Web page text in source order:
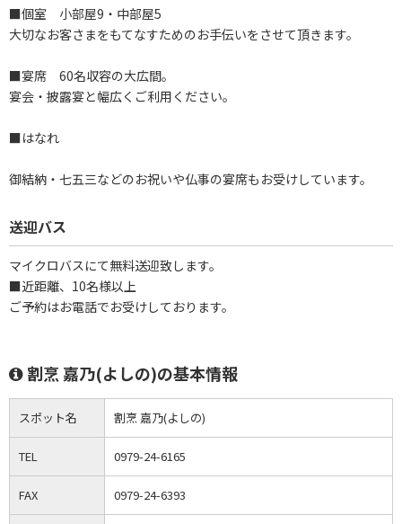
■個室 小部屋9・中部屋5
大切なお客さまをもてなすためのお手伝いをさせて頂きます。
■宴席 60名収容の大広間。
宴会・披露宴と幅広くご利用ください。
■はなれ
御結納・七五三などのお祝いや仏事の宴席もお受けしています。
送迎バス
マイクロバスにて無料送迎致します。
■近距離、10名様以上
ご予約はお電話でお受けしております。
割烹 嘉乃(よしの)の基本情報
スポット名 割烹 嘉乃(よしの)
TEL 0979-24-6165
FAX 0979-24-6393